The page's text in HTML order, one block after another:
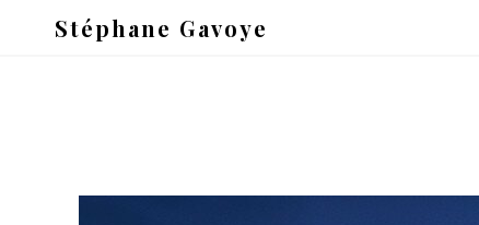
Stéphane Gavoye